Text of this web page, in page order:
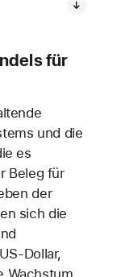
für
und die
es
Beleg für
der
sich die
Dollar,